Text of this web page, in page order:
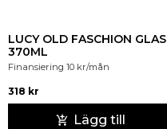
LUCY OLD FASCHION GLAS
370ML
Finansiering 10 kr/mån
318 kr
Lägg till